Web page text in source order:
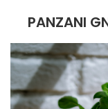
PANZANI